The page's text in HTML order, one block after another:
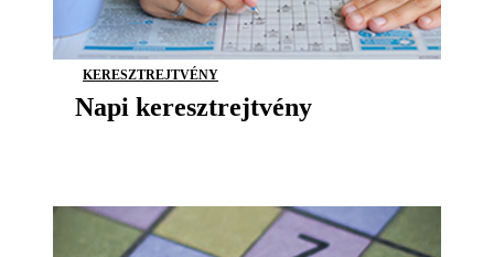
KERESZTREJTVÉNY
Napi keresztrejtvény